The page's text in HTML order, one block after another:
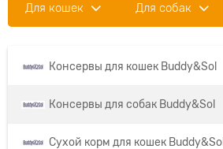
Для кошек Для собак
Консервы для кошек Buddy&Sol
Консервы для собак Buddy&Sol
Сухой корм для кошек Buddy&Sol